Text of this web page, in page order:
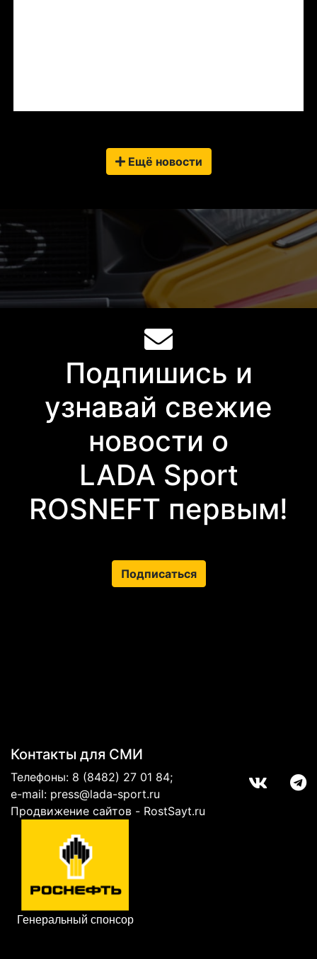
Ещё новости
Подпишись и
узнавай свежие
новости о
LADA Sport
ROSNEFT первым!
Подписаться
Контакты для СМИ
Телефоны: 8 (8482) 27 01 84;
e-mail: press@lada-sport.ru
Продвижение сайтов - RostSayt.ru
Генеральный спонсор